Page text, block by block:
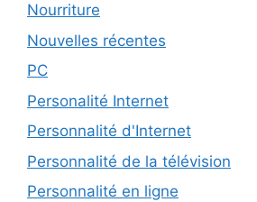
Nourriture
Nouvelles récentes
PC
Personalité Internet
Personnalité d'Internet
Personnalité de la télévision
Personnalité en ligne